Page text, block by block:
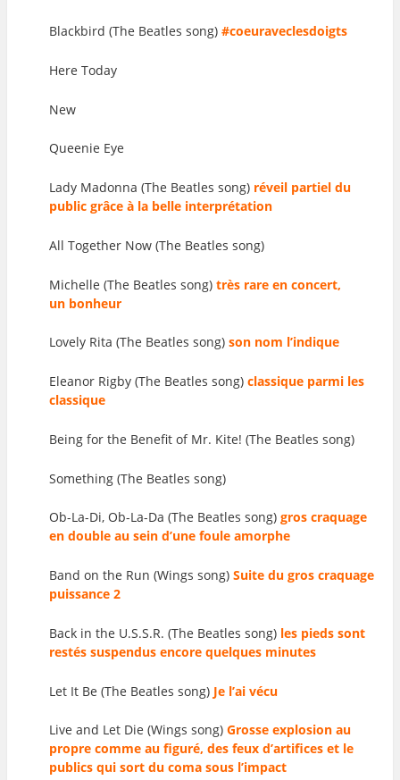
Blackbird (The Beatles song)#coeuraveclesdoigts
Here Today
New
Queenie Eye
Lady Madonna (The Beatles song) réveil partiel du
public grâce à la belle interprétation
All Together Now (The Beatles song)
Michelle (The Beatles song) très rare en concert,
un bonheur
Lovely Rita (The Beatles song) son nom l’indique
Eleanor Rigby (The Beatles song) classique parmi les
classique
Being for the Benefit of Mr. Kite! (The Beatles song)
Something (The Beatles song)
Ob-La-Di, Ob-La-Da (The Beatles song) gros craquage
en double au sein d’une foule amorphe
Band on the Run (Wings song) Suite du gros craquage
puissance 2
Back in the U.S.S.R. (The Beatles song) les pieds sont
restés suspendus encore quelques minutes
Let It Be (The Beatles song) Je l’ai vécu
Live and Let Die (Wings song) Grosse explosion au
propre comme au figuré, des feux d’artifices et le
publics qui sort du coma sous l’impact